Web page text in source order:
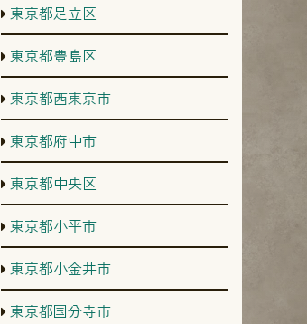
東京都足立区
東京都豊島区
東京都西東京市
東京都府中市
東京都中央区
東京都小平市
東京都小金井市
東京都国分寺市